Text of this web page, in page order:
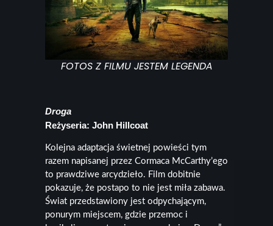
FOTOS Z FILMU JESTEM LEGENDA
Droga
Reżyseria: John Hillcoat
Kolejna adaptacja świetnej powieści tym
razem napisanej przez Cormaca McCarthy’ego
to prawdziwe arcydzieło. Film dobitnie
pokazuje, że postapo to nie jest miła zabawa.
Świat przedstawiony jest odpychającym,
ponurym miejscem, gdzie przemoc i